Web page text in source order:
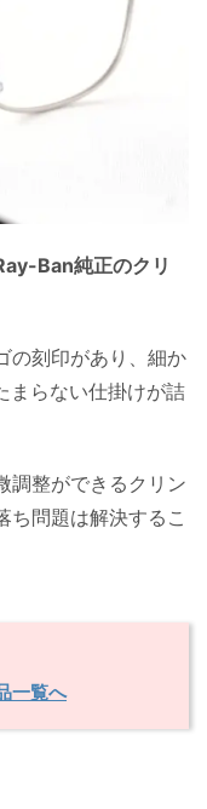
Ban純正のクリ
の刻印があり、細か
まらない仕掛けが詰
調整ができるクリン
ち問題は解決するこ
一覧へ